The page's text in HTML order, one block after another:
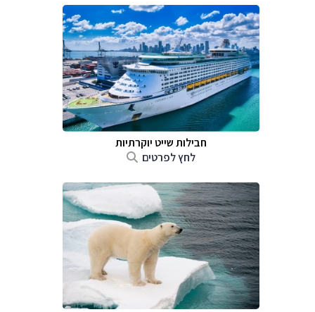
חבילות שייט יוקרתיות
לחץ לפרטים